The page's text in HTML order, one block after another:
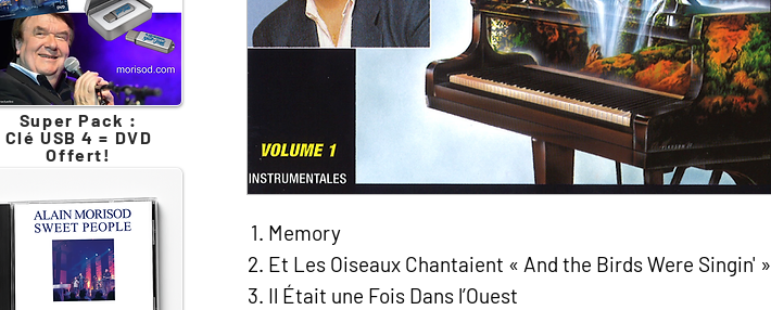
Memory
Et Les Oiseaux Chantaient « And the Birds Were Singin' »
Il Était une Fois Dans l’Ouest
Super Pack :
Clé USB 4 = DVD
Offert!